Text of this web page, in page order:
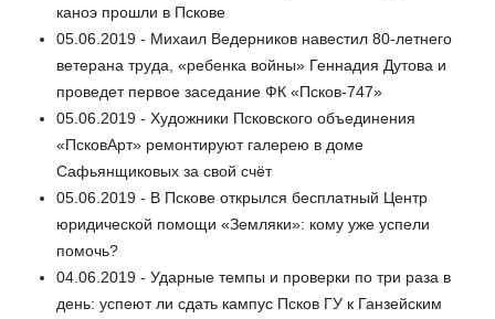
каноэ прошли в Пскове
05.06.2019 - Михаил Ведерников навестил 80-летнего
ветерана труда, «ребенка войны» Геннадия Дутова и
проведет первое заседание ФК «Псков-747»
05.06.2019 - Художники Псковского объединения
«ПсковАрт» ремонтируют галерею в доме
Сафьянщиковых за свой счёт
05.06.2019 - В Пскове открылся бесплатный Центр
юридической помощи «Земляки»: кому уже успели
помочь?
04.06.2019 - Ударные темпы и проверки по три раза в
день: успеют ли сдать кампус Псков ГУ к Ганзейским